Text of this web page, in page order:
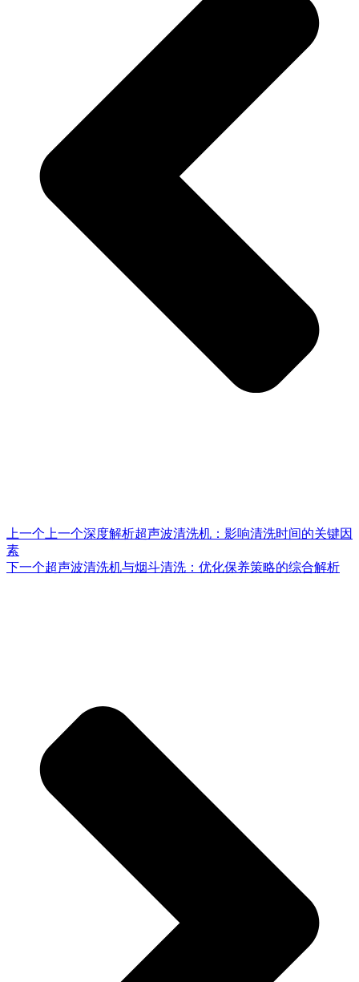
上一个 上一个深度解析超声波清洗机：影响清洗时间的关键因
素
下一个超声波清洗机与烟斗清洗：优化保养策略的综合解析